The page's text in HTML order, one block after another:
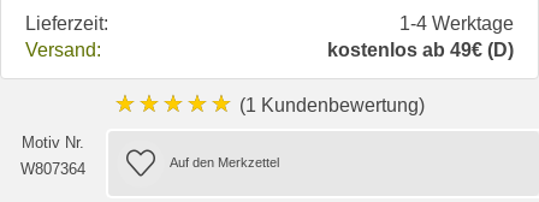
Lieferzeit:
1-4 Werktage
Versand:
kostenlos ab 49€ (D)
★★★★★ (1 Kundenbewertung)
Motiv Nr.
W807364